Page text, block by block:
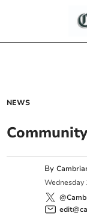
NEWS
By
Wednesday